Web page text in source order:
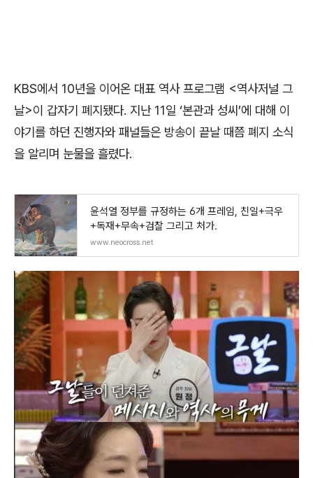
KBS에서 10년을 이어온 대표 역사 프로그램 <역사저널 그
날>이 갑자기 폐지됐다. 지난 11일 ‘본관과 성씨’에 대해 이
야기를 하던 진행자와 패널들은 방송이 끝날 때쯤 폐지 소식
을 알리며 눈물을 흘렸다.
윤석열 정부를 규정하는 6개 프레임, 친일+극우
+독재+무속+검찰 그리고 처가.
www.neocross.net